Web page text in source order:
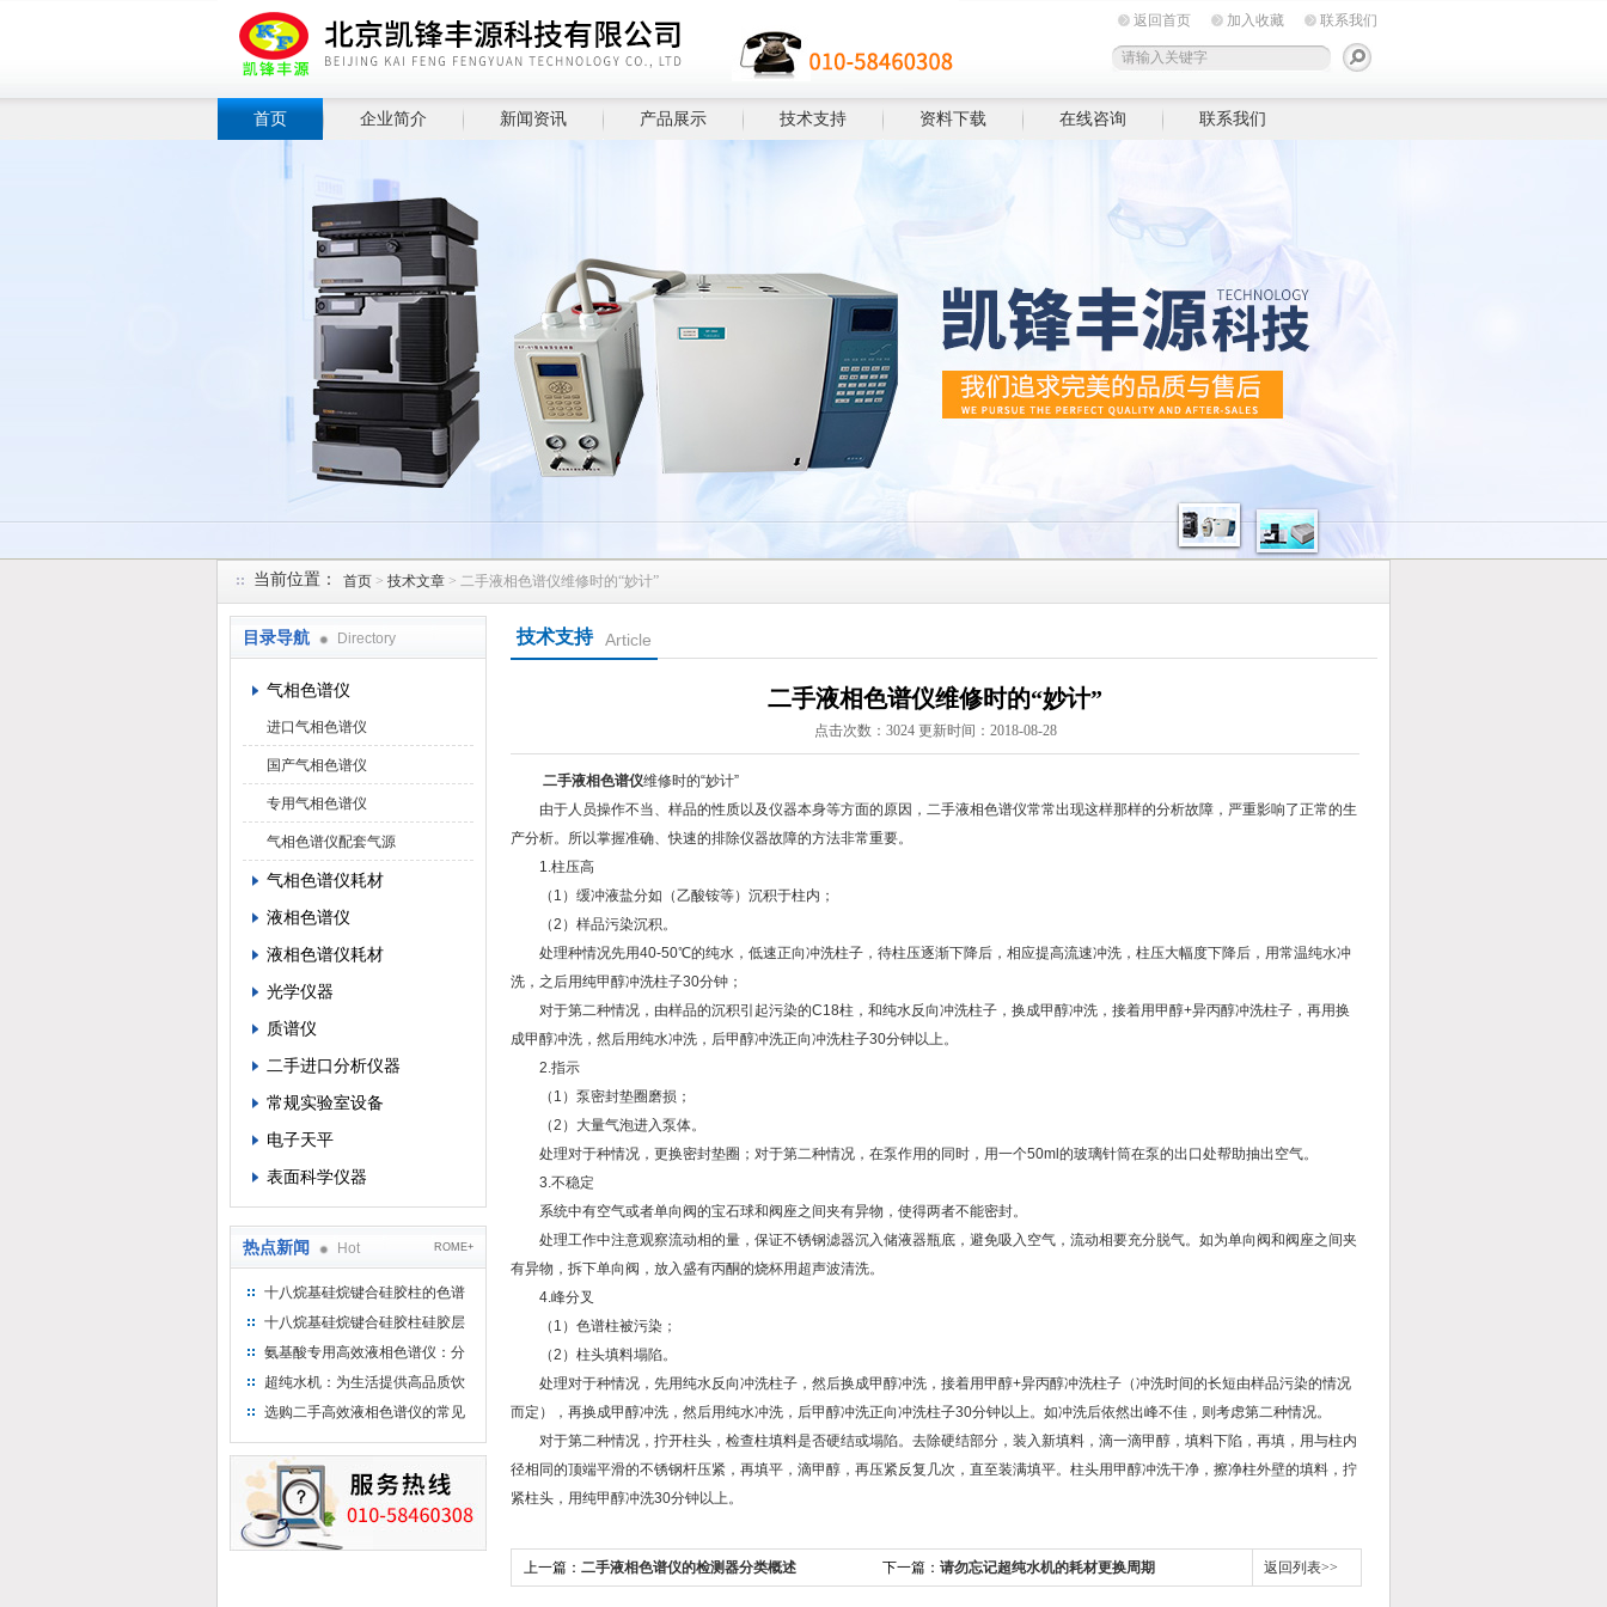
返回首页 加入收藏 联系我们
首页 企业简介 新闻资讯 产品展示 技术支持 资料下载 在线咨询 联系我们
当前位置： 首页 > 技术文章 > 二手液相色谱仪维修时的“妙计”
目录导航 Directory
气相色谱仪
进口气相色谱仪
国产气相色谱仪
专用气相色谱仪
气相色谱仪配套气源
气相色谱仪耗材
液相色谱仪
液相色谱仪耗材
光学仪器
质谱仪
二手进口分析仪器
常规实验室设备
电子天平
表面科学仪器
热点新闻 Hot ROME+
十八烷基硅烷键合硅胶柱的色谱
方法浅述
十八烷基硅烷键合硅胶柱硅胶层
析时如何装柱
氨基酸专用高效液相色谱仪：分
析氨基酸的仪器
超纯水机：为生活提供高品质饮
用水
选购二手高效液相色谱仪的常见
技术支持 Article
二手液相色谱仪维修时的“妙计”
点击次数：3024 更新时间：2018-08-28
二手液相色谱仪维修时的“妙计”
由于人员操作不当、样品的性质以及仪器本身等方面的原因，二手液相色谱仪常常出现这样那样的分析故障，严重影响了正常的生
产分析。所以掌握准确、快速的排除仪器故障的方法非常重要。
1.柱压高
（1）缓冲液盐分如（乙酸铵等）沉积于柱内；
（2）样品污染沉积。
处理种情况先用40-50℃的纯水，低速正向冲洗柱子，待柱压逐渐下降后，相应提高流速冲洗，柱压大幅度下降后，用常温纯水冲
洗，之后用纯甲醇冲洗柱子30分钟；
对于第二种情况，由样品的沉积引起污染的C18柱，和纯水反向冲洗柱子，换成甲醇冲洗，接着用甲醇+异丙醇冲洗柱子，再用换
成甲醇冲洗，然后用纯水冲洗，后甲醇冲洗正向冲洗柱子30分钟以上。
2.指示
（1）泵密封垫圈磨损；
（2）大量气泡进入泵体。
处理对于种情况，更换密封垫圈；对于第二种情况，在泵作用的同时，用一个50ml的玻璃针筒在泵的出口处帮助抽出空气。
3.不稳定
系统中有空气或者单向阀的宝石球和阀座之间夹有异物，使得两者不能密封。
处理工作中注意观察流动相的量，保证不锈钢滤器沉入储液器瓶底，避免吸入空气，流动相要充分脱气。如为单向阀和阀座之间夹
有异物，拆下单向阀，放入盛有丙酮的烧杯用超声波清洗。
4.峰分叉
（1）色谱柱被污染；
（2）柱头填料塌陷。
处理对于种情况，先用纯水反向冲洗柱子，然后换成甲醇冲洗，接着用甲醇+异丙醇冲洗柱子（冲洗时间的长短由样品污染的情况
而定），再换成甲醇冲洗，然后用纯水冲洗，后甲醇冲洗正向冲洗柱子30分钟以上。如冲洗后依然出峰不佳，则考虑第二种情况。
对于第二种情况，拧开柱头，检查柱填料是否硬结或塌陷。去除硬结部分，装入新填料，滴一滴甲醇，填料下陷，再填，用与柱内
径相同的顶端平滑的不锈钢杆压紧，再填平，滴甲醇，再压紧反复几次，直至装满填平。柱头用甲醇冲洗干净，擦净柱外壁的填料，拧
紧柱头，用纯甲醇冲洗30分钟以上。
上一篇： 二手液相色谱仪的检测器分类概述 下一篇： 请勿忘记超纯水机的耗材更换周期 返回列表>>